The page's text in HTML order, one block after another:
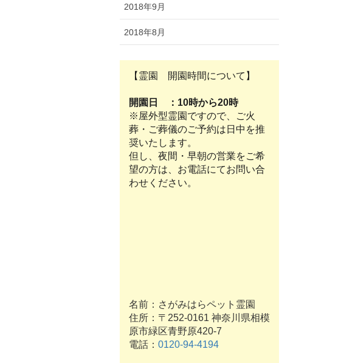
2018年9月
2018年8月
【霊園 開園時間について】
開園日 ：10時から20時
※屋外型霊園ですので、ご火
葬・ご葬儀のご予約は日中を推
奨いたします。
但し、夜間・早朝の営業をご希
望の方は、お電話にてお問い合
わせください。
名前：さがみはらペット霊園
住所：〒252-0161 神奈川県相模
原市緑区青野原420-7
電話： 0120-94-4194